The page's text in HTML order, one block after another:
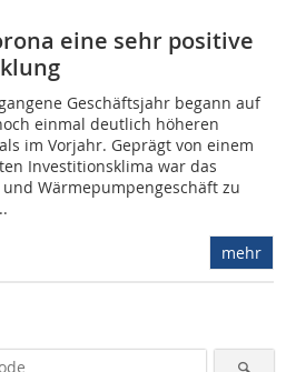
eine sehr positive
Geschäftsjahr begann auf
einmal deutlich höheren
im Vorjahr. Geprägt von einem
Investitionsklima war das
und Wärmepumpengeschäft zu
mehr